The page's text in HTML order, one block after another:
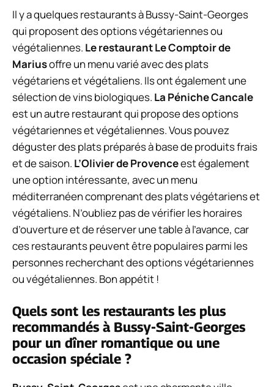
Il y a quelques restaurants à Bussy-Saint-Georges
qui proposent des options végétariennes ou
végétaliennes. Le restaurant Le Comptoir de
Mariusoffre un menu varié avec des plats
végétariens et végétaliens. Ils ont également une
sélection de vins biologiques. La Péniche Cancale
est un autre restaurant qui propose des options
végétariennes et végétaliennes. Vous pouvez
déguster des plats préparés à base de produits frais
et de saison. L’Olivier de Provenceest également
une option intéressante, avec un menu
méditerranéen comprenant des plats végétariens et
végétaliens. N’oubliez pas de vérifier les horaires
d’ouverture et de réserver une table à l’avance, car
ces restaurants peuvent être populaires parmi les
personnes recherchant des options végétariennes
ou végétaliennes. Bon appétit !
Quels sont les restaurants les plus
recommandés à Bussy-Saint-Georges
pour un dîner romantique ou une
occasion spéciale ?